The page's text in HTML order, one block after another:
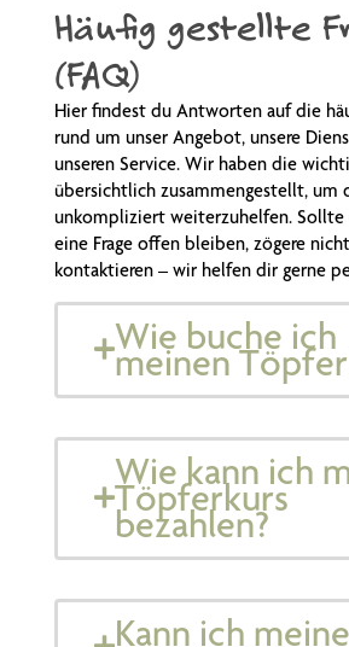
Häufig gestellte
(FAQ)
Hier findest du Antworten auf die
rund um unser Angebot, unsere
unseren Service. Wir haben die
übersichtlich zusammengestellt, um
unkompliziert weiterzuhelfen. Sollte
eine Frage offen bleiben, zögere
kontaktieren – wir helfen dir gerne
Wie buche ich
meinen
Wie kann ich
Töpferkurs
bezahlen?
Kann ich